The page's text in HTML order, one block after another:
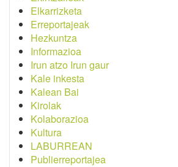
Elkarrizketa
Erreportajeak
Hezkuntza
Informazioa
Irun atzo Irun gaur
Kale inkesta
Kalean Bai
Kirolak
Kolaborazioa
Kultura
LABURREAN
Publierreportajea